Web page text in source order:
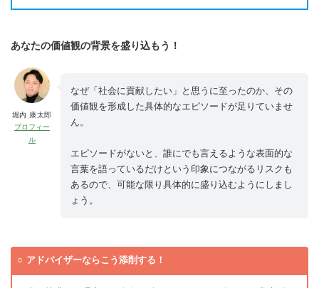
あなたの価値観の背景を盛り込もう！
堀内 康太郎
プロフィー
ル
なぜ「社会に貢献したい」と思うに至ったのか、その
価値観を形成した具体的なエピソードが足りていませ
ん。
エピソードがないと、誰にでも言えるような表面的な
言葉を語っているだけという印象につながるリスクも
あるので、可能な限り具体的に盛り込むようにしまし
ょう。
アドバイザーならこう添削する！